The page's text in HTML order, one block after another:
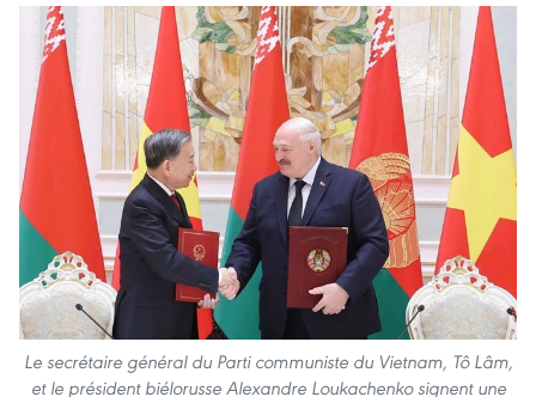
Le secrétaire général du Parti communiste du Vietnam, Tô Lâm,
et le président biélorusse Alexandre Loukachenko signent une